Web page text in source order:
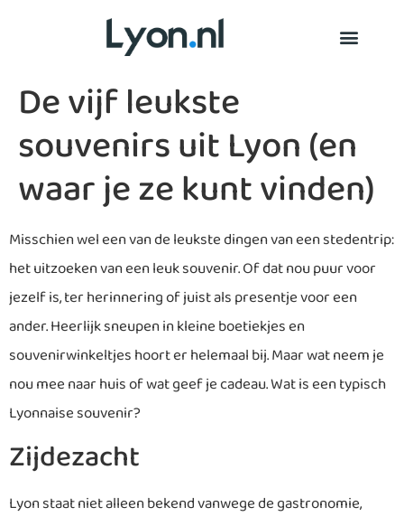
De vijf leukste
souvenirs uit Lyon (en
waar je ze kunt vinden)
Misschien wel een van de leukste dingen van een stedentrip:
het uitzoeken van een leuk souvenir. Of dat nou puur voor
jezelf is, ter herinnering of juist als presentje voor een
ander. Heerlijk sneupen in kleine boetiekjes en
souvenirwinkeltjes hoort er helemaal bij. Maar wat neem je
nou mee naar huis of wat geef je cadeau. Wat is een typisch
Lyonnaise souvenir?
Zijdezacht
Lyon staat niet alleen bekend vanwege de gastronomie,